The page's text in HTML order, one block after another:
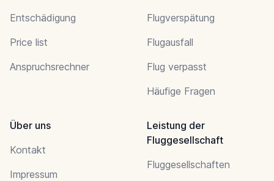
Entschädigung
Price list
Anspruchsrechner
Flugverspätung
Flugausfall
Flug verpasst
Häufige Fragen
Über uns
Kontakt
Impressum
Leistung der
Fluggesellschaft
Fluggesellschaften